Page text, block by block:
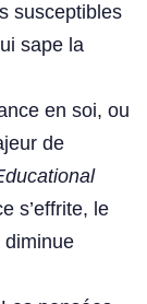
susceptibles
sape la
en soi, ou
de
s’effrite, le
diminue